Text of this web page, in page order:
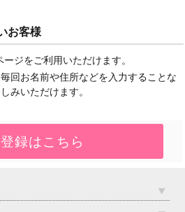
お客様
ジをご利用いただけます。
回お名前や住所などを入力することな
みいただけます。